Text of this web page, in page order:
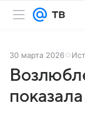
30 марта 2026